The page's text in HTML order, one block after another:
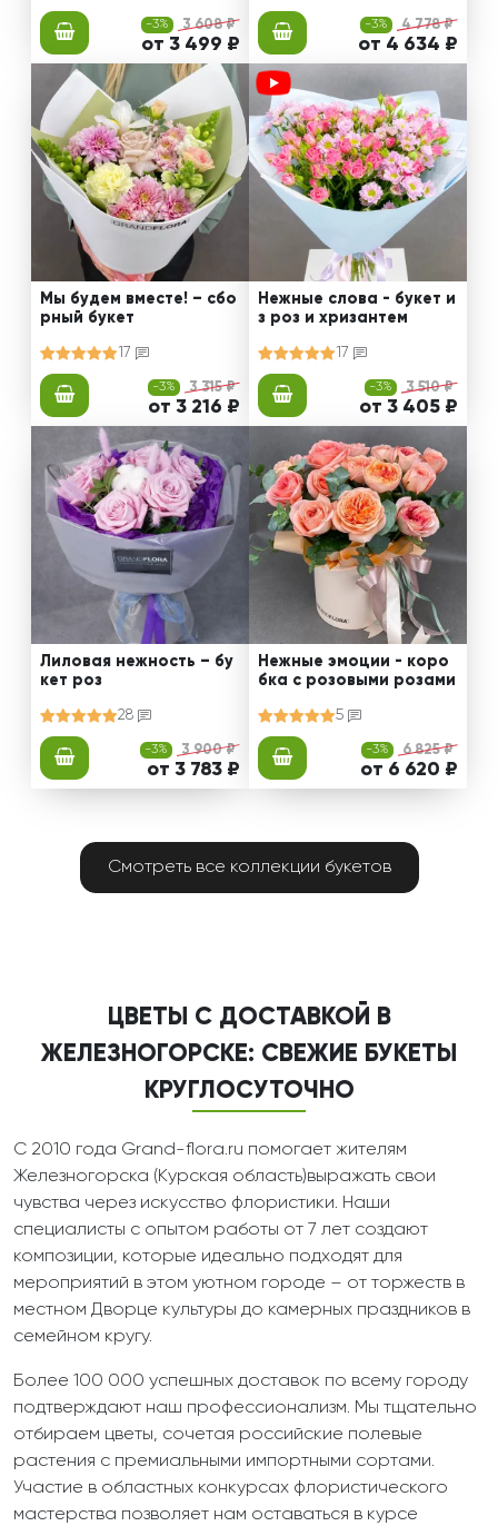
-3% 3 608 ₽
от 3 499 ₽
-3% 4 778 ₽
от 4 634 ₽
Мы будем вместе! – сбо
рный букет
17
-3% 3 315 ₽
от 3 216 ₽
Нежные слова - букет и
з роз и хризантем
17
-3% 3 510 ₽
от 3 405 ₽
Лиловая нежность – бу
кет роз
28
-3% 3 900 ₽
от 3 783 ₽
Нежные эмоции - коро
бка с розовыми розами
5
-3% 6 825 ₽
от 6 620 ₽
Смотреть все коллекции букетов
ЦВЕТЫ С ДОСТАВКОЙ В
ЖЕЛЕЗНОГОРСКЕ: СВЕЖИЕ БУКЕТЫ
КРУГЛОСУТОЧНО
С 2010 года Grand-flora.ru помогает жителям
Железногорска (Курская область)выражать свои
чувства через искусство флористики. Наши
специалисты с опытом работы от 7 лет создают
композиции, которые идеально подходят для
мероприятий в этом уютном городе – от торжеств в
местном Дворце культуры до камерных праздников в
семейном кругу.
Более 100 000 успешных доставок по всему городу
подтверждают наш профессионализм. Мы тщательно
отбираем цветы, сочетая российские полевые
растения с премиальными импортными сортами.
Участие в областных конкурсах флористического
мастерства позволяет нам оставаться в курсе